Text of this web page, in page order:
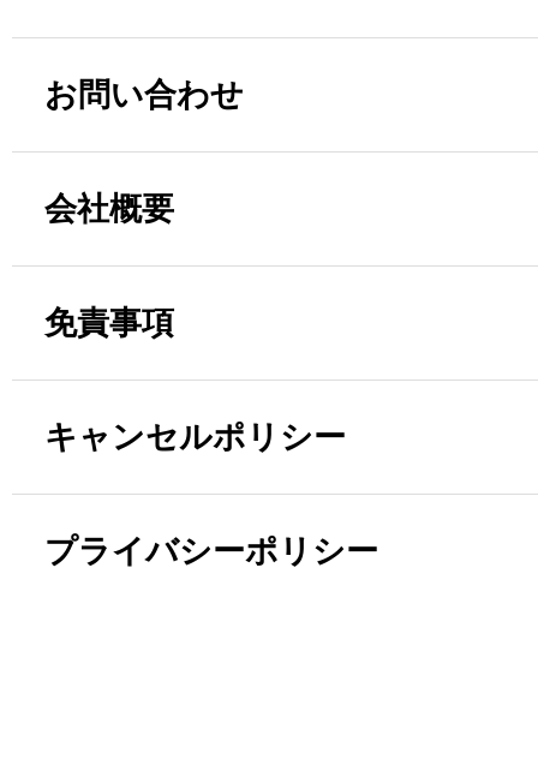
お問い合わせ
会社概要
免責事項
キャンセルポリシー
プライバシーポリシー